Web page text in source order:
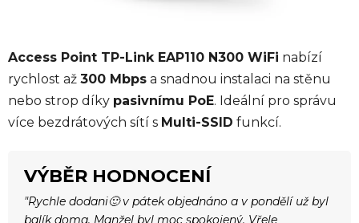
Access Point TP-Link EAP110 N300 WiFi nabízí
rychlost až 300 Mbps a snadnou instalaci na stěnu
nebo strop díky pasivnímu PoE. Ideální pro správu
více bezdrátových sítí s Multi-SSID funkcí.
VÝBĚR HODNOCENÍ
"Rychle dodani🙂 v pátek objednáno a v pondělí už byl
balík doma. Manžel byl moc spokojený. Vřele